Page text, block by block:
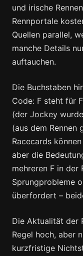
und irische
Rennportale
Quellen parallel,
manche Details
auftauchen.
Die Buchstaben
Code: F steht für
(der Jockey
(aus dem Rennen
Racecards
aber die
mehreren F in der
Sprungprobleme
überfordert –
Die Aktualität der
Regel hoch, aber
kurzfristige